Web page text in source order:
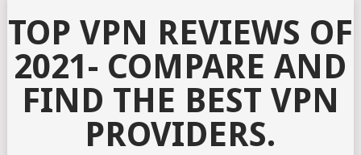
TOP VPN REVIEWS OF
2021- COMPARE AND
FIND THE BEST VPN
PROVIDERS.